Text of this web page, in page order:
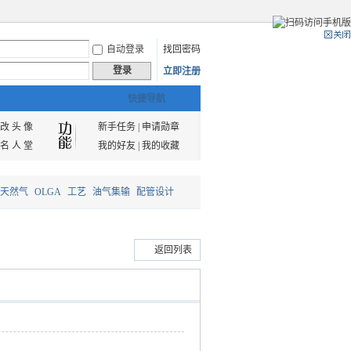
自动登录
找回密码
登录
立即注册
快捷导航
改 头 像 新手任务|
申请勋章
名 人 堂
我的好友| 我的收藏
然气 OLGA 工艺 油气集输 配管设计
返回列表